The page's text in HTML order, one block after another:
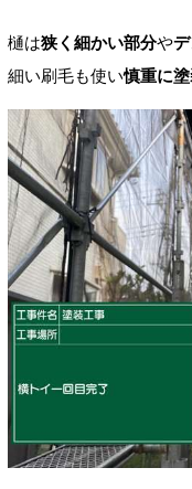
樋は狭く細かい部分や
細い刷毛も使い慎重に